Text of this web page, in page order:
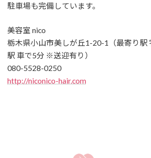
駐車場も完備しています。
美容室 nico
栃木県小山市美しが丘1-20-1（最寄り駅
駅 車で5分 ※送迎有り）
080-5528-0250
http://niconico-hair.com